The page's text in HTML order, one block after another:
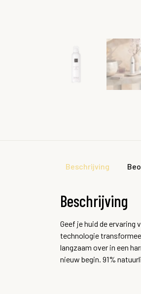
Beschrijving
Beschrijving
Geef je huid de ervaring
technologie
langzaam over in een
nieuw begin. 91%